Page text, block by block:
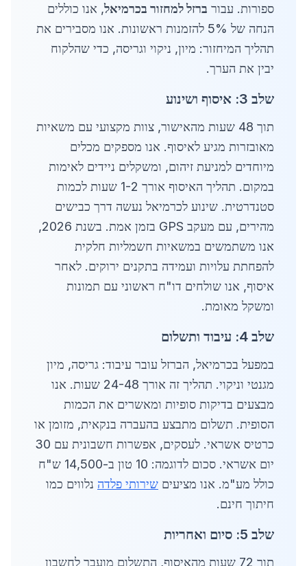
ספורות. עבור ברזל למחזור בכרמיאל, אנו כוללים
הנחה של 5% להזמנות ראשונות. אנו מסבירים את
תהליך המיחזור: מיון, ניקוי וגריסה, כדי שהלקוח
יבין את הערך.
שלב 3: איסוף ושינוע
תוך 48 שעות מהאישור, צוות מקצועי עם משאיות
מאובזרות מגיע לאיסוף. אנו מספקים מכלים
מיוחדים למניעת זיהום, ומשקלים ניידים לאימות
במקום. תהליך האיסוף אורך 1-2 שעות לכמות
סטנדרטית. שינוע לכרמיאל נעשה דרך כבישים
מהירים, עם מעקב GPS בזמן אמת. בשנת 2026,
אנו משתמשים במשאיות חשמליות חלקית
להפחתת עלויות ועמידה בתקנים ירוקים. לאחר
איסוף, אנו שולחים דו"ח ראשוני עם תמונות
ומשקל מאומת.
שלב 4: עיבוד ותשלום
במפעל בכרמיאל, הברזל עובר עיבוד: גריסה, מיון
מגנטי וניקוי. תהליך זה אורך 24-48 שעות. אנו
מבצעים בדיקות סופיות ומאשרים את הכמות
הסופית. תשלום מתבצע בהעברה בנקאית, מזומן או
כרטיס אשראי. לעסקים, אפשרות חשבונית עם 30
יום אשראי. סכום לדוגמה: 10 טון ב-14,500 ש"ח
כולל מע"מ. אנו מציעים שירותי פלדה נלווים כמו
חיתוך חינם.
שלב 5: סיום ואחריות
תוך 72 שעות מהאיסוף, התשלום מועבר לחשבון